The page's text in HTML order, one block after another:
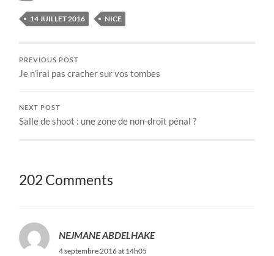
14 JUILLET 2016 NICE
PREVIOUS POST
Je n’irai pas cracher sur vos tombes
NEXT POST
Salle de shoot : une zone de non-droit pénal ?
202 Comments
NEJMANE ABDELHAKE
4 septembre 2016 at 14h05